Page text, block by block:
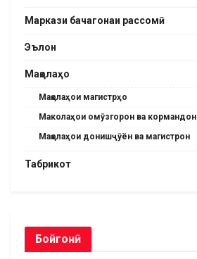
Маркази бачагонаи рассомӣ
Эълон
Мақолаҳо
Мақолаҳои магистрҳо
Маколаҳои омӯзгорон ва кормандон
Мақолаҳои донишҷӯён ва магистрон
Табрикот
Бойгонӣ